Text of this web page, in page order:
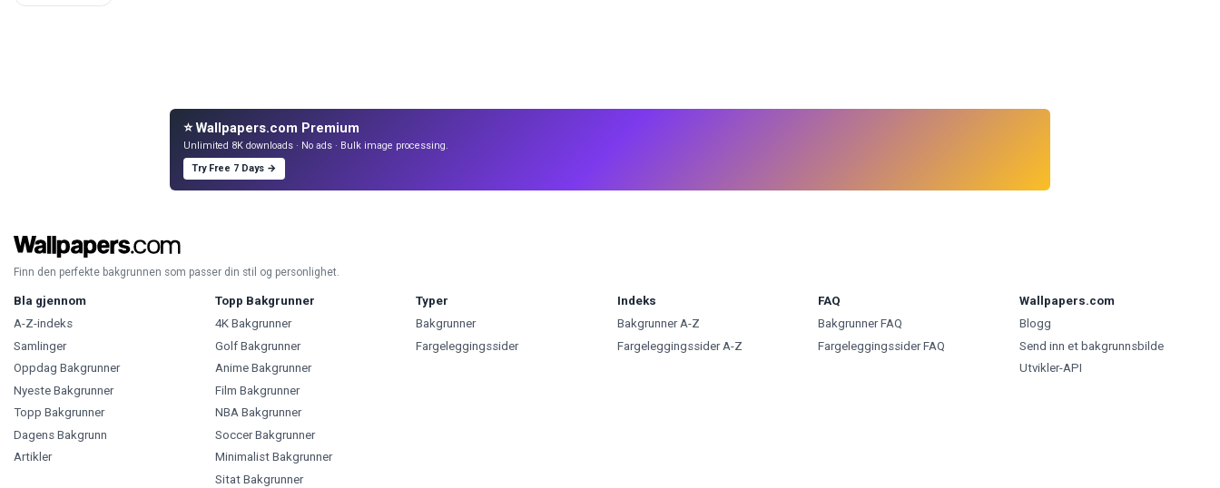
⭐ Wallpapers.com Premium
Unlimited 8K downloads · No ads · Bulk image processing.
Try Free 7 Days →
Finn den perfekte bakgrunnen som passer din stil og personlighet.
Bla gjennom
A-Z-indeks
Samlinger
Oppdag Bakgrunner
Nyeste Bakgrunner
Topp Bakgrunner
Dagens Bakgrunn
Artikler
Topp Bakgrunner
4K Bakgrunner
Golf Bakgrunner
Anime Bakgrunner
Film Bakgrunner
NBA Bakgrunner
Soccer Bakgrunner
Minimalist Bakgrunner
Sitat Bakgrunner
Typer
Bakgrunner
Fargeleggingssider
Indeks
Bakgrunner A-Z
Fargeleggingssider A-Z
FAQ
Bakgrunner FAQ
Fargeleggingssider FAQ
Wallpapers.com
Blogg
Send inn et bakgrunnsbilde
Utvikler-API